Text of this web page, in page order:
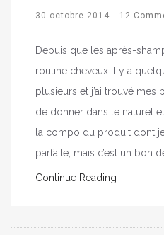
30 octobre 2014 12
Depuis que les après-
routine cheveux il y a
plusieurs et j’ai trouvé mes
de donner dans le naturel
la compo du produit dont
parfaite, mais c’est un bon
Continue Reading